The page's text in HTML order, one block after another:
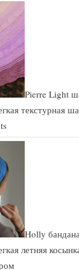
Pierre Light
текстурная
Holly
летняя